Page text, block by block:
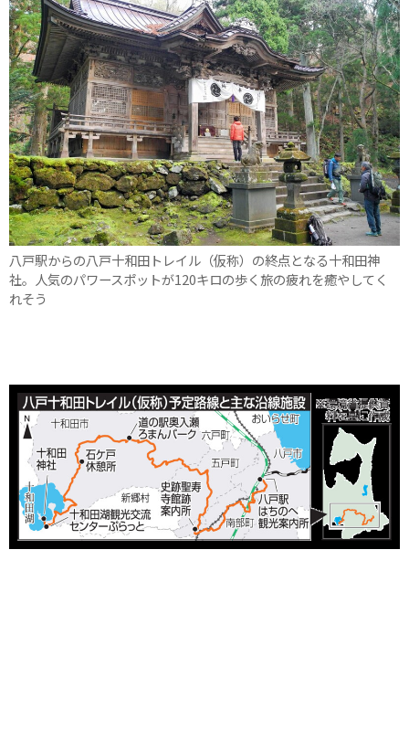
八戸駅からの八戸十和田トレイル（仮称）の終点となる十和田神
社。人気のパワースポットが120キロの歩く旅の疲れを癒やしてく
れそう